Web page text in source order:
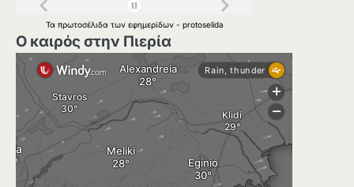
Τα πρωτοσέλιδα των εφημερίδων - protoselida
Ο καιρός στην Πιερία